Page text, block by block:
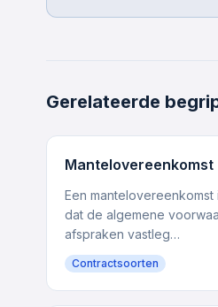
Gerelateerde
Mantel­overeen­komst
Een
dat de algemene
afspraken vastleg…
Contractsoorten